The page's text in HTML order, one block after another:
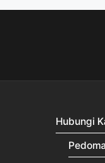
Hubungi